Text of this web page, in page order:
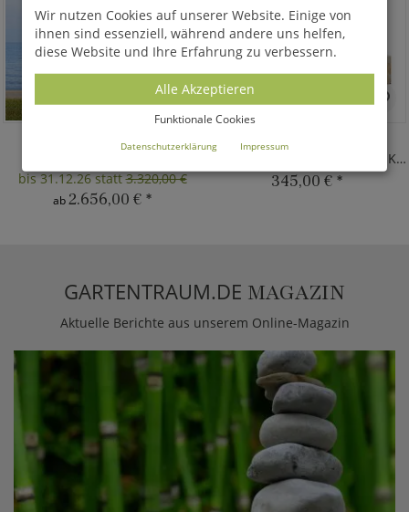
EQUERA
bis 31.12.26 statt3.320,00 €
ab2.656,00 € *
Mauer Pfeiler Verzierung mit Kugel
345,00 €*
GARTENTRAUM.DE MAGAZIN
Aktuelle Berichte aus unserem Online-Magazin
Wir nutzen Cookies auf unserer Website. Einige von
ihnen sind essenziell, während andere uns helfen,
diese Website und Ihre Erfahrung zu verbessern.
Alle Akzeptieren
Funktionale Cookies
Datenschutzerklärung Impressum